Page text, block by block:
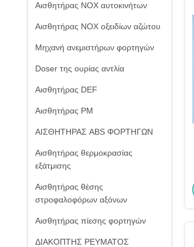
Αισθητήρας NOX αυτοκινήτων
Αισθητήρας NOX οξειδίων αζώτου
Μηχανή ανεμιστήρων φορτηγών
Doser της ουρίας αντλία
Αισθητήρας DEF
Αισθητήρας PM
ΑΙΣΘΗΤΗΡΑΣ ABS ΦΟΡΤΗΓΩΝ
Αισθητήρας θερμοκρασίας
εξάτμισης
Αισθητήρας θέσης
στροφαλοφόρων αξόνων
Αισθητήρας πίεσης φορτηγών
ΔΙΑΚΟΠΤΗΣ ΡΕΥΜΑΤΟΣ